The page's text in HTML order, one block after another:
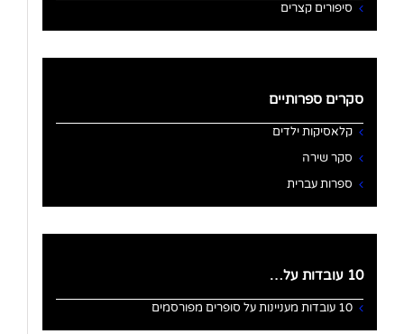
סיפורים קצרים
סקרים ספרותיים
קלאסיקות ילדים
סקר שירה
ספרות עברית
10 עובדות על…
10 עובדות מעניינות על סופרים מפורסמים